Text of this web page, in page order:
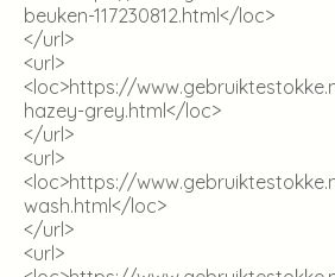
beuken-117230812.html</loc>
</url>
<url>
<loc>https://
hazey-grey.html</loc>
</url>
<url>
<loc>https://
wash.html</loc>
</url>
<url>